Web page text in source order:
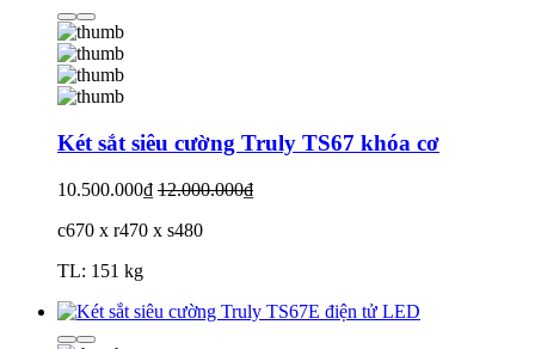
Két sắt siêu cường Truly TS67 khóa cơ
10.500.000₫ 12.000.000₫
c670 x r470 x s480
TL: 151 kg